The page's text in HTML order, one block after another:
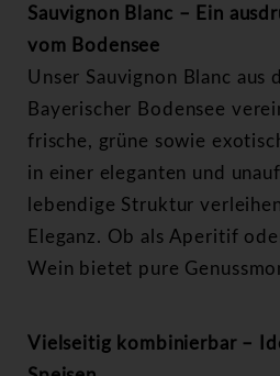
Sauvignon Blanc – Ein
vom Bodensee
Unser Sauvignon Blanc aus
Bayerischer Bodensee
frische, grüne sowie
in einer eleganten und
lebendige Struktur
Eleganz. Ob als Aperitif
Wein bietet pure
Vielseitig kombinierbar –